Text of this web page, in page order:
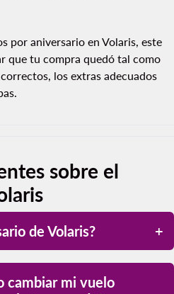
por aniversario en Volaris, este
que tu compra quedó tal como
los extras adecuados
sobre el
de Volaris?
cambiar mi vuelo